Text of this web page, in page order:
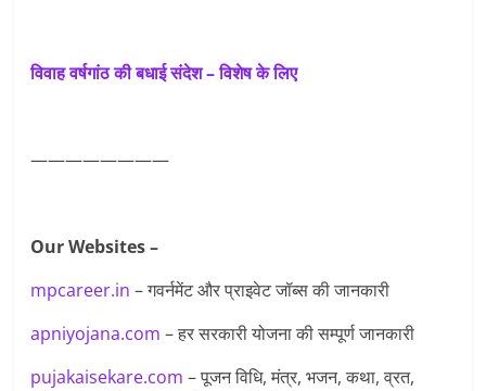
विवाह वर्षगांठ की बधाई संदेश –विशेष के लिए
————————
Our Websites –
mpcareer.in – गवर्नमेंट और प्राइवेट जॉब्‍स की जानकारी
apniyojana.com – हर सरकारी योजना की सम्पूर्ण जानकारी
pujakaisekare.com – पूजन विधि, मंत्र, भजन, कथा, व्रत,